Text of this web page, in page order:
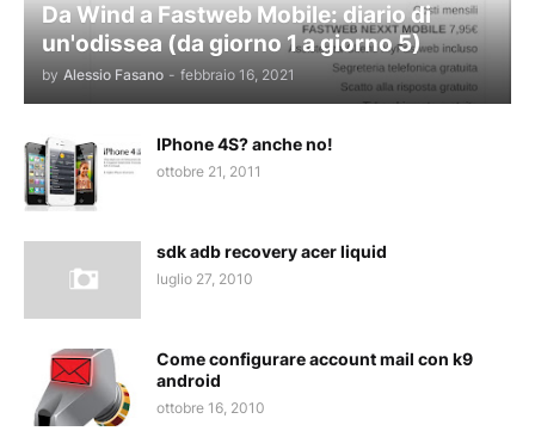
Da Wind a Fastweb Mobile: diario di
un'odissea (da giorno 1 a giorno 5)
by Alessio Fasano - febbraio 16, 2021
IPhone 4S? anche no!
ottobre 21, 2011
sdk adb recovery acer liquid
luglio 27, 2010
Come configurare account mail con k9
android
ottobre 16, 2010